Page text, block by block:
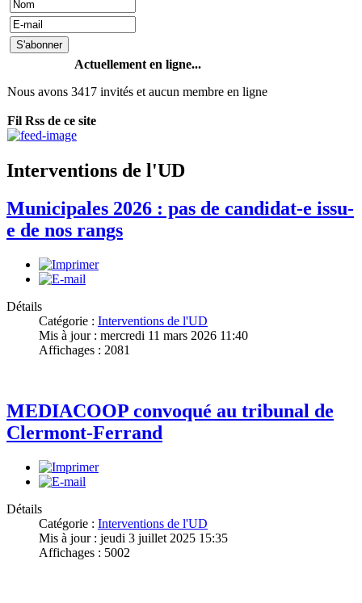
Actuellement en ligne...
Nous avons 3417 invités et aucun membre en ligne
Fil Rss de ce site
Interventions de l'UD
Municipales 2026 : pas de candidat-e issu-
e de nos rangs
Détails
Catégorie : Interventions de l'UD
Mis à jour : mercredi 11 mars 2026 11:40
Affichages : 2081
MEDIACOOP convoqué au tribunal de
Clermont-Ferrand
Détails
Catégorie : Interventions de l'UD
Mis à jour : jeudi 3 juillet 2025 15:35
Affichages : 5002